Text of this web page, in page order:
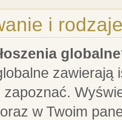
i
zapoznać.
w Twoim